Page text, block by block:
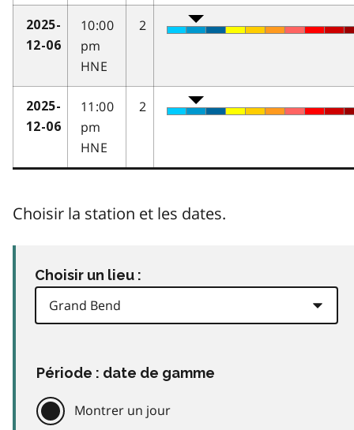
2025-
12-06
10:00
pm
HNE
2
2025-
12-06
11:00
pm
HNE
2
Choisir la station et les dates.
Choisir un lieu :
Période : date de gamme
Montrer un jour